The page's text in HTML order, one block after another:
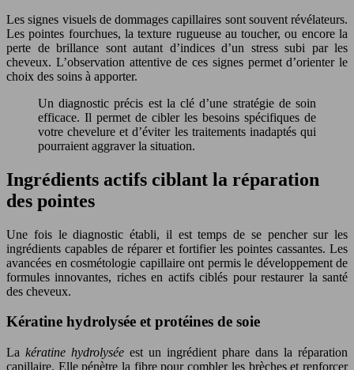
Les signes visuels de dommages capillaires sont souvent révélateurs.
Les pointes fourchues, la texture rugueuse au toucher, ou encore la
perte de brillance sont autant d’indices d’un stress subi par les
cheveux. L’observation attentive de ces signes permet d’orienter le
choix des soins à apporter.
Un diagnostic précis est la clé d’une stratégie de soin
efficace. Il permet de cibler les besoins spécifiques de
votre chevelure et d’éviter les traitements inadaptés qui
pourraient aggraver la situation.
Ingrédients actifs ciblant la réparation
des pointes
Une fois le diagnostic établi, il est temps de se pencher sur les
ingrédients capables de réparer et fortifier les pointes cassantes. Les
avancées en cosmétologie capillaire ont permis le développement de
formules innovantes, riches en actifs ciblés pour restaurer la santé
des cheveux.
Kératine hydrolysée et protéines de soie
La kératine hydrolysée est un ingrédient phare dans la réparation
capillaire. Elle pénètre la fibre pour combler les brèches et renforcer